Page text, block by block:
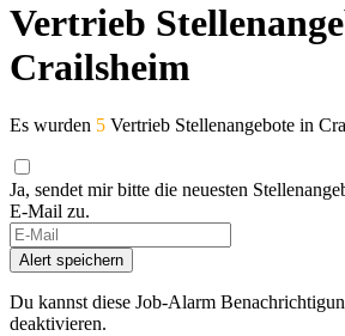
Vertrieb
Crailsheim
Es wurden 5 Vertrieb Stellenangebote in
Ja, sendet mir bitte die neuesten
E-Mail zu.
Alert speichern
Du kannst diese Job-Alarm
deaktivieren.